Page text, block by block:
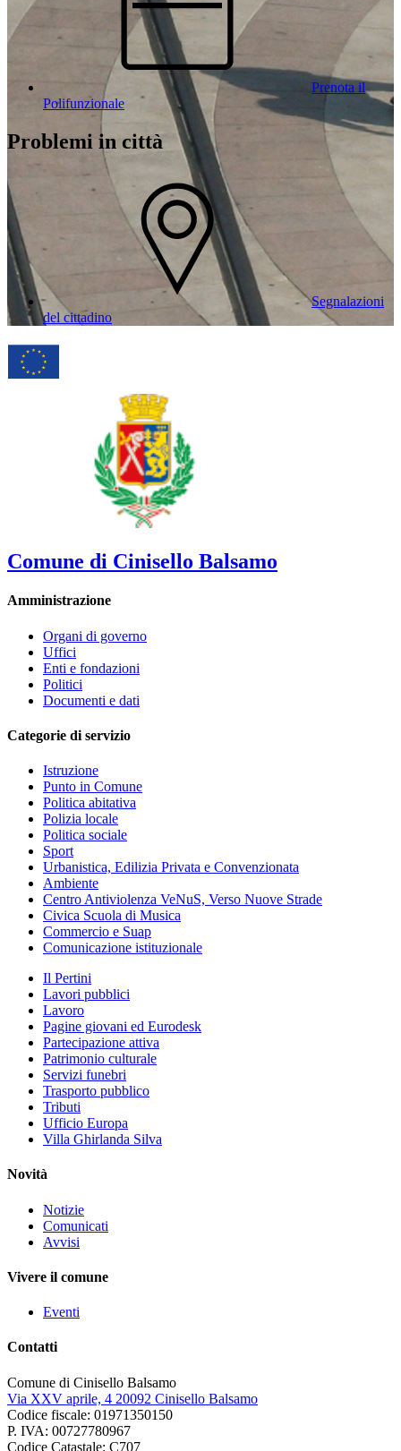
Prenota il
Polifunzionale
Problemi in città
Segnalazioni
del cittadino
Comune di Cinisello Balsamo
Amministrazione
Organi di governo
Uffici
Enti e fondazioni
Politici
Documenti e dati
Categorie di servizio
Istruzione
Punto in Comune
Politica abitativa
Polizia locale
Politica sociale
Sport
Urbanistica, Edilizia Privata e Convenzionata
Ambiente
Centro Antiviolenza VeNuS, Verso Nuove Strade
Civica Scuola di Musica
Commercio e Suap
Comunicazione istituzionale
Il Pertini
Lavori pubblici
Lavoro
Pagine giovani ed Eurodesk
Partecipazione attiva
Patrimonio culturale
Servizi funebri
Trasporto pubblico
Tributi
Ufficio Europa
Villa Ghirlanda Silva
Novità
Notizie
Comunicati
Avvisi
Vivere il comune
Eventi
Contatti
Comune di Cinisello Balsamo
Via XXV aprile, 4 20092 Cinisello Balsamo
Codice fiscale: 01971350150
P. IVA: 00727780967
Codice Catastale: C707